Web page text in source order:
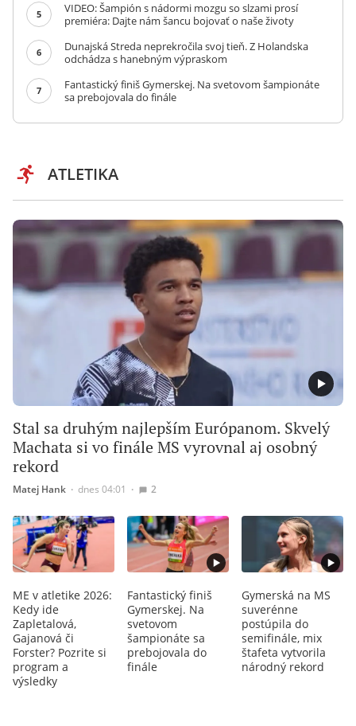
5
VIDEO: Šampión s nádormi mozgu so slzami prosí
premiéra: Dajte nám šancu bojovať o naše životy
6
Dunajská Streda neprekročila svoj tieň. Z Holandska
odchádza s hanebným výpraskom
7
Fantastický finiš Gymerskej. Na svetovom šampionáte
sa prebojovala do finále
ATLETIKA
Stal sa druhým najlepším Európanom. Skvelý
Machata si vo finále MS vyrovnal aj osobný
rekord
Matej Hank ∙ dnes 04:01 ∙ 2
ME v atletike 2026:
Kedy ide
Zapletalová,
Gajanová či
Forster? Pozrite si
program a
výsledky
Fantastický finiš
Gymerskej. Na
svetovom
šampionáte sa
prebojovala do
finále
Gymerská na MS
suverénne
postúpila do
semifinále, mix
štafeta vytvorila
národný rekord